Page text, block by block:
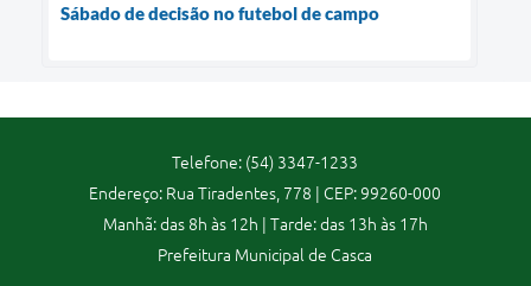
Sábado de decisão no futebol de campo
Telefone: (54) 3347-1233
Endereço: Rua Tiradentes, 778 | CEP: 99260-000
Manhã: das 8h às 12h | Tarde: das 13h às 17h
Prefeitura Municipal de Casca